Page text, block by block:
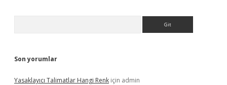
Son yorumlar
Yasaklayıcı Talimatlar Hangi Renk için admin